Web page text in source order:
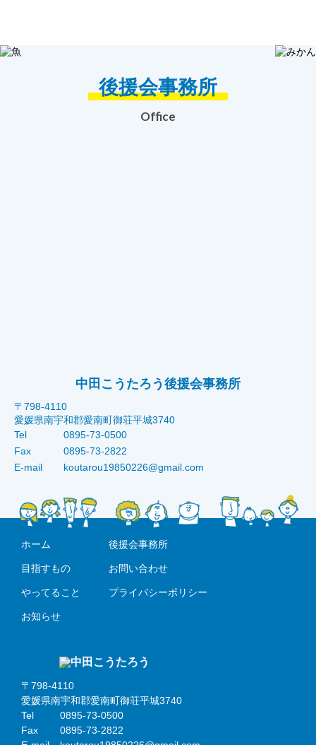
後援会事務所
Office
中田こうたろう後援会事務所
〒798-4110
愛媛県南宇和郡愛南町御荘平城3740
Tel
0895-73-0500
Fax
0895-73-2822
E-mail
koutarou19850226@gmail.com
ホーム
目指すもの
やってること
お知らせ
後援会事務所
お問い合わせ
プライバシーポリシー
〒798-4110
愛媛県南宇和郡愛南町御荘平城3740
Tel
0895-73-0500
Fax
0895-73-2822